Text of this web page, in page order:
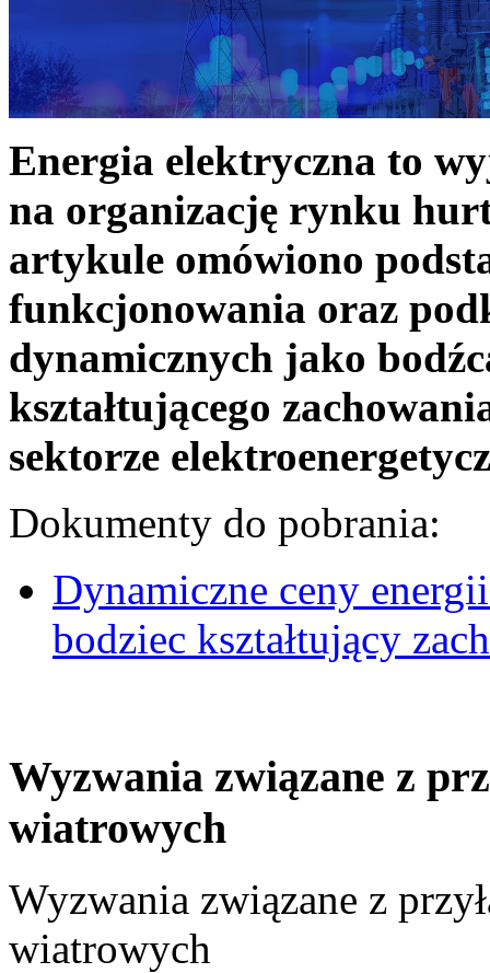
Energia elektryczna to
na organizację rynku
artykule omówiono
funkcjonowania oraz
dynamicznych jako
kształtującego
sektorze
Dokumenty do pobrania:
Dynamiczne ceny
bodziec kształtujący
Wyzwania związane z
wiatrowych
Wyzwania związane z
wiatrowych